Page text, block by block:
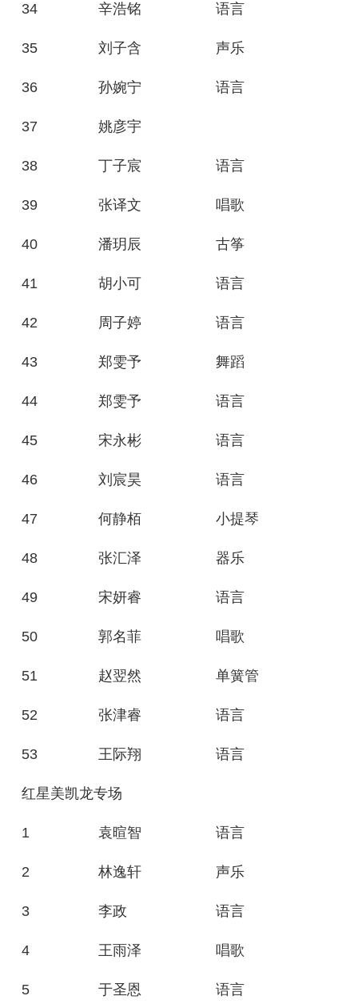
34 辛浩铭 语言
35 刘子含 声乐
36 孙婉宁 语言
37 姚彦宇
38 丁子宸 语言
39 张译文 唱歌
40 潘玥辰 古筝
41 胡小可 语言
42 周子婷 语言
43 郑雯予 舞蹈
44 郑雯予 语言
45 宋永彬 语言
46 刘宸昊 语言
47 何静栢 小提琴
48 张汇泽 器乐
49 宋妍睿 语言
50 郭名菲 唱歌
51 赵翌然 单簧管
52 张津睿 语言
53 王际翔 语言
红星美凯龙专场
1 袁暄智 语言
2 林逸轩 声乐
3 李政 语言
4 王雨泽 唱歌
5 于圣恩 语言